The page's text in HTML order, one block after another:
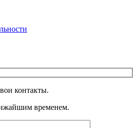
контакты.
временем.